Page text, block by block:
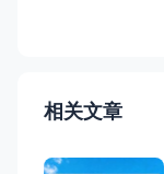
相关文章